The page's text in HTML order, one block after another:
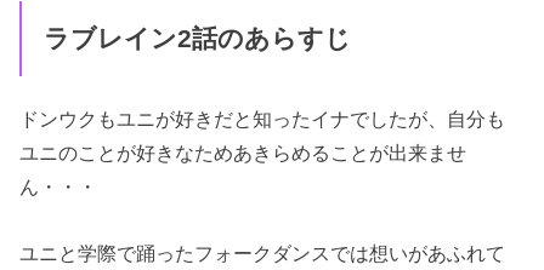
ラブレイン2話のあらすじ
ドンウクもユニが好きだと知ったイナでしたが、自分も
ユニのことが好きなためあきらめることが出来ませ
ん・・・
ユニと学際で踊ったフォークダンスでは想いがあふれて